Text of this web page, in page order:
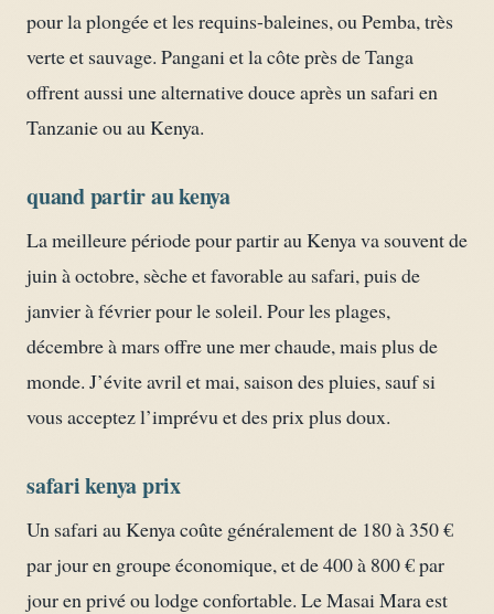
pour la plongée et les requins-baleines, ou Pemba, très
verte et sauvage. Pangani et la côte près de Tanga
offrent aussi une alternative douce après un safari en
Tanzanie ou au Kenya.
quand partir au kenya
La meilleure période pour partir au Kenya va souvent de
juin à octobre, sèche et favorable au safari, puis de
janvier à février pour le soleil. Pour les plages,
décembre à mars offre une mer chaude, mais plus de
monde. J’évite avril et mai, saison des pluies, sauf si
vous acceptez l’imprévu et des prix plus doux.
safari kenya prix
Un safari au Kenya coûte généralement de 180 à 350 €
par jour en groupe économique, et de 400 à 800 € par
jour en privé ou lodge confortable. Le Masai Mara est